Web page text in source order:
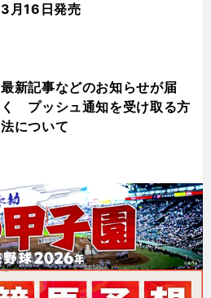
3月16日発売
最新記事などのお知らせが届
く プッシュ通知を受け取る方
法について